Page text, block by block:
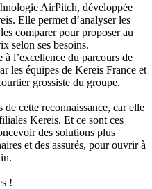
AirPitch, développée
. Elle permet d’analyser les
comparer pour proposer au
selon ses besoins.
à l’excellence du parcours de
les équipes de Kereis France et
grossiste du groupe.
cette reconnaissance, car elle
Kereis. Et ce sont ces
des solutions plus
et des assurés, pour ouvrir à
!